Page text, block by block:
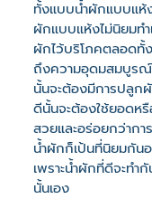
ทั้งแบบน้ำผักแบบแห้
ผักแบบแห้งไม่นิยมทำ
ผักไว้บริโภคตลอดทั้
ถึงความอุดมสมบูรณ์
นั้นจะต้องมีการปลูก
ดีนั้นจะต้องใช้ยอดห
สวยและอร่อยกว่าก
น้ำผักก็เป้นที่นิยมกัน
เพราะน้ำผักที่ดีจะท
นั้นเอง